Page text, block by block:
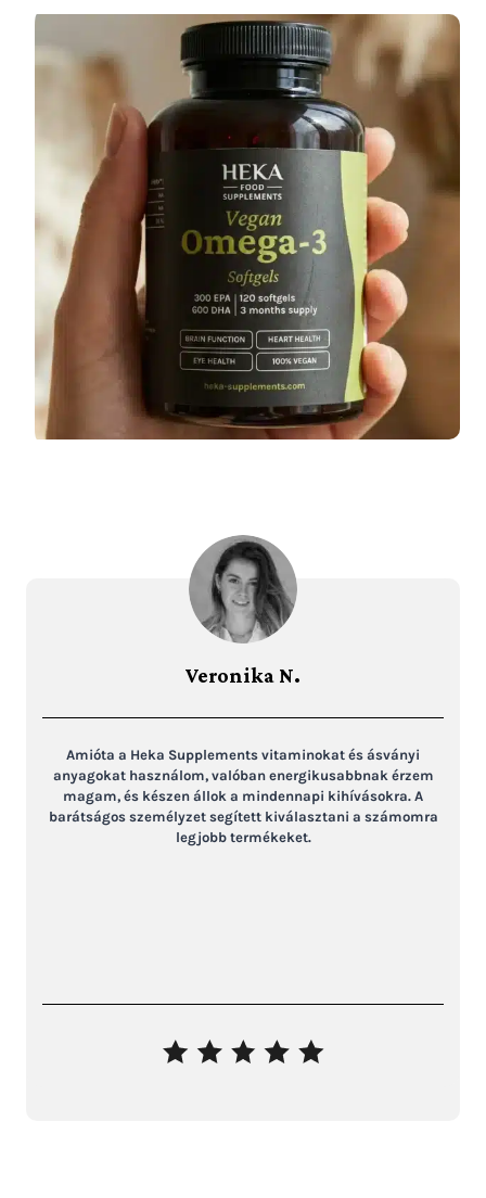
Veronika N.
Amióta a Heka Supplements vitaminokat és ásványi
anyagokat használom, valóban energikusabbnak érzem
magam, és készen állok a mindennapi kihívásokra. A
barátságos személyzet segített kiválasztani a számomra
legjobb termékeket.